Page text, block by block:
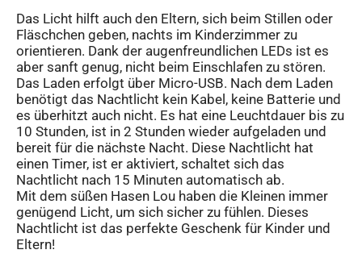
Das Licht hilft auch den Eltern, sich beim Stillen oder
Fläschchen geben, nachts im Kinderzimmer zu
orientieren. Dank der augenfreundlichen LEDs ist es
aber sanft genug, nicht beim Einschlafen zu stören.
Das Laden erfolgt über Micro-USB. Nach dem Laden
benötigt das Nachtlicht kein Kabel, keine Batterie und
es überhitzt auch nicht. Es hat eine Leuchtdauer bis zu
10 Stunden, ist in 2 Stunden wieder aufgeladen und
bereit für die nächste Nacht. Diese Nachtlicht hat
einen Timer, ist er aktiviert, schaltet sich das
Nachtlicht nach 15 Minuten automatisch ab.
Mit dem süßen Hasen Lou haben die Kleinen immer
genügend Licht, um sich sicher zu fühlen. Dieses
Nachtlicht ist das perfekte Geschenk für Kinder und
Eltern!